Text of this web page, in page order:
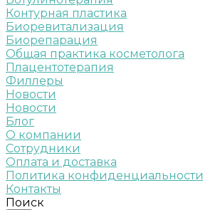
Контурная пластика
Биоревитализация
Биорепарация
Общая практика косметолога
Плацентотерапия
Филлеры
Новости
Новости
Блог
О компании
Сотрудники
Оплата и доставка
Политика конфиденциальности
Контакты
Поиск